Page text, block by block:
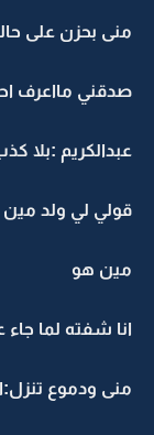
منى بحزن على
صدقني مااعرف
عبدالكريم :بلا
قولي لي ولد
مين هو
انا شفته لما جاء
منى ودموع